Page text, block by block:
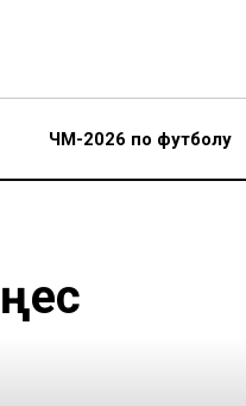
ЧМ-2026 по футболу